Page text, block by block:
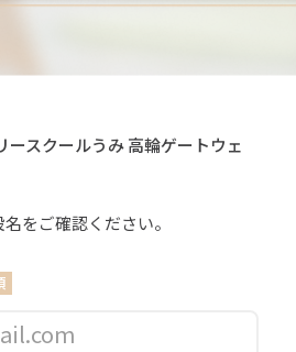
ースクールうみ 高輪ゲートウェ